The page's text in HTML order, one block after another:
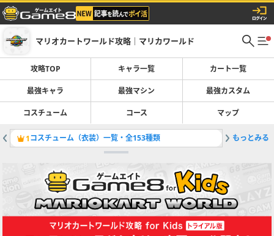
マリオカートワールド攻略｜マリカワールド
攻略TOP キャラ一覧 カート一覧
最強キャラ 最強マシン 最強カスタム
コスチューム コース マップ
1コスチューム（衣装）一覧・全153種類 もっとみる